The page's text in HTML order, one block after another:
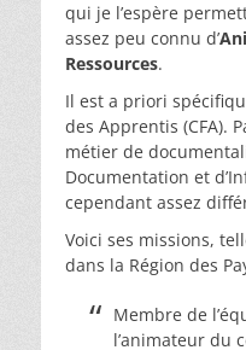
qui je l’espère
assez peu connu d’
Ressources.
Il est a priori
des Apprentis (CFA).
métier de
Documentation et
cependant assez
Voici ses missions,
dans la Région des
Membre de
l’animateur du